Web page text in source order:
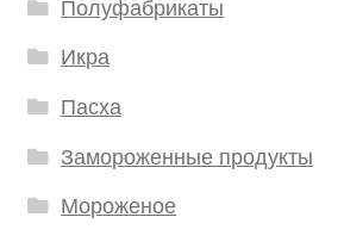
Полуфабрикаты
Икра
Пасха
Замороженные продукты
Мороженое